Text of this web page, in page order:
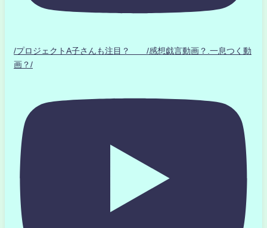
/プロジェクトA子さんも注目？ /感想戯言動画？.一息つく動
画？/